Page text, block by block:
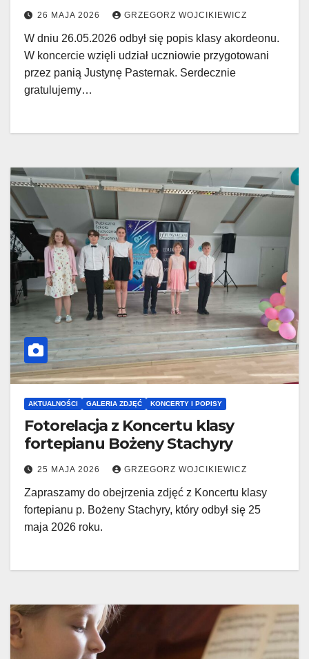
26 MAJA 2026 GRZEGORZ WOJCIKIEWICZ
W dniu 26.05.2026 odbył się popis klasy akordeonu.
W koncercie wzięli udział uczniowie przygotowani
przez panią Justynę Pasternak. Serdecznie
gratulujemy…
AKTUALNOŚCI GALERIA ZDJĘĆ KONCERTY I POPISY
Fotorelacja z Koncertu klasy
fortepianu Bożeny Stachyry
25 MAJA 2026 GRZEGORZ WOJCIKIEWICZ
Zapraszamy do obejrzenia zdjęć z Koncertu klasy
fortepianu p. Bożeny Stachyry, który odbył się 25
maja 2026 roku.